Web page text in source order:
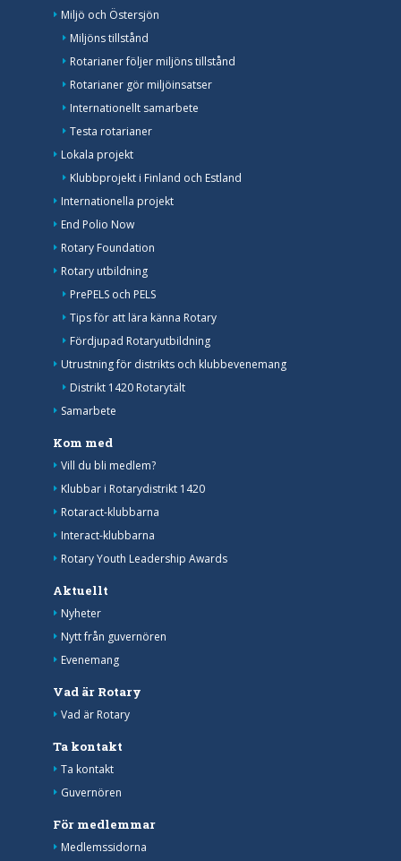
Miljö och Östersjön
Miljöns tillstånd
Rotarianer följer miljöns tillstånd
Rotarianer gör miljöinsatser
Internationellt samarbete
Testa rotarianer
Lokala projekt
Klubbprojekt i Finland och Estland
Internationella projekt
End Polio Now
Rotary Foundation
Rotary utbildning
PrePELS och PELS
Tips för att lära känna Rotary
Fördjupad Rotaryutbildning
Utrustning för distrikts och klubbevenemang
Distrikt 1420 Rotarytält
Samarbete
Kom med
Vill du bli medlem?
Klubbar i Rotarydistrikt 1420
Rotaract-klubbarna
Interact-klubbarna
Rotary Youth Leadership Awards
Aktuellt
Nyheter
Nytt från guvernören
Evenemang
Vad är Rotary
Vad är Rotary
Ta kontakt
Ta kontakt
Guvernören
För medlemmar
Medlemssidorna